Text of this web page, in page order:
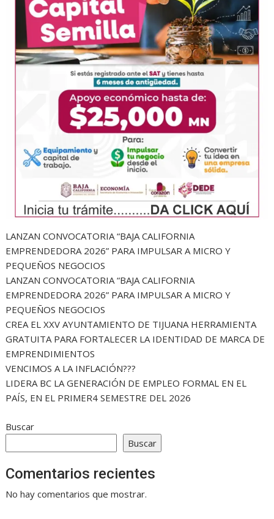
LANZAN CONVOCATORIA “BAJA CALIFORNIA
EMPRENDEDORA 2026” PARA IMPULSAR A MICRO Y
PEQUEÑOS NEGOCIOS
LANZAN CONVOCATORIA “BAJA CALIFORNIA
EMPRENDEDORA 2026” PARA IMPULSAR A MICRO Y
PEQUEÑOS NEGOCIOS
CREA EL XXV AYUNTAMIENTO DE TIJUANA HERRAMIENTA
GRATUITA PARA FORTALECER LA IDENTIDAD DE MARCA DE
EMPRENDIMIENTOS
VENCIMOS A LA INFLACIÓN???
LIDERA BC LA GENERACIÓN DE EMPLEO FORMAL EN EL
PAÍS, EN EL PRIMER4 SEMESTRE DEL 2026
Buscar
Buscar
Comentarios recientes
No hay comentarios que mostrar.